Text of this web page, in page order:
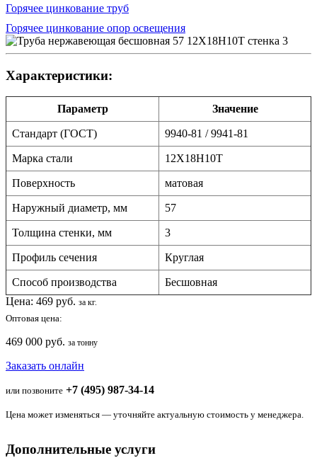
Горячее цинкование труб
Горячее цинкование опор освещения
Характеристики:
Параметр Значение
Стандарт (ГОСТ) 9940-81 / 9941-81
Марка стали 12Х18Н10Т
Поверхность матовая
Наружный диаметр, мм 57
Толщина стенки, мм 3
Профиль сечения Круглая
Способ производства
Бесшовная
Цена: 469 руб. за кг.
Оптовая цена:
469 000 руб. за тонну
Заказать онлайн
или позвоните +7 (495) 987-34-14
Цена может изменяться — уточняйте актуальную стоимость у менеджера.
Дополнительные услуги